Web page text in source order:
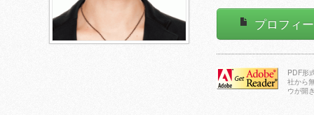
プロフィ
PDF形
社から
ウが開